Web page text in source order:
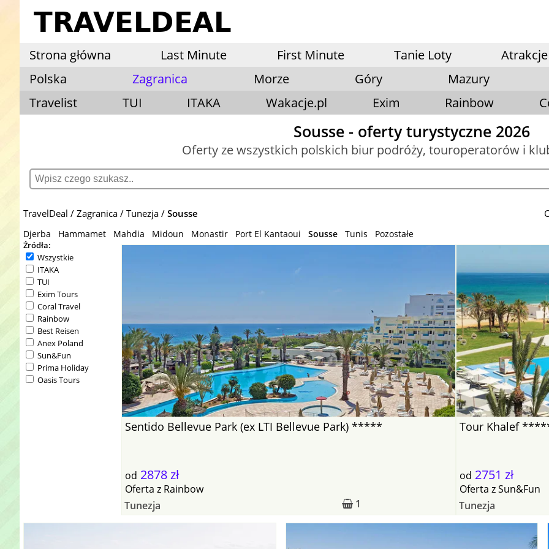
Strona główna Last Minute First Minute Tanie Loty
Atrakcje
Polska
Zagranica Morze Góry
Mazury
Travelist
TUI ITAKA Wakacje.pl Exim Rainbow
Sousse - oferty turystyczne 2026
Oferty ze wszystkich polskich biur podróży, touroperatorów i
TravelDeal Zagranica Tunezja Sousse
Djerba Hammamet Mahdia Midoun Monastir Port El Kantaoui Sousse Tunis Pozostałe
Źródła:
Wszystkie
ITAKA
TUI
Exim Tours
Coral Travel
Rainbow
Best Reisen
Anex Poland
Sun&Fun
Prima Holiday
Oasis Tours
Sentido Bellevue Park (ex LTI Bellevue Park) *****
od 2878 zł
1
Oferta z Rainbow
Tunezja
Tour Khalef
od 2751 zł
Oferta zSun&Fun
Tunezja